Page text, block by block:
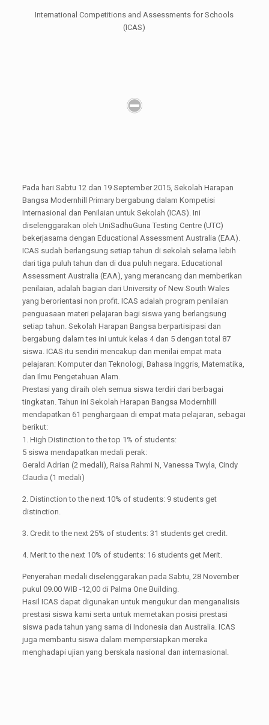
International Competitions and Assessments for Schools
(ICAS)
Pada hari Sabtu 12 dan 19 September 2015, Sekolah Harapan
Bangsa Modernhill Primary bergabung dalam Kompetisi
Internasional dan Penilaian untuk Sekolah (ICAS). Ini
diselenggarakan oleh UniSadhuGuna Testing Centre (UTC)
bekerjasama dengan Educational Assessment Australia (EAA).
ICAS sudah berlangsung setiap tahun di sekolah selama lebih
dari tiga puluh tahun dan di dua puluh negara. Educational
Assessment Australia (EAA), yang merancang dan memberikan
penilaian, adalah bagian dari University of New South Wales
yang berorientasi non profit. ICAS adalah program penilaian
penguasaan materi pelajaran bagi siswa yang berlangsung
setiap tahun. Sekolah Harapan Bangsa berpartisipasi dan
bergabung dalam tes ini untuk kelas 4 dan 5 dengan total 87
siswa. ICAS itu sendiri mencakup dan menilai empat mata
pelajaran: Komputer dan Teknologi, Bahasa Inggris, Matematika,
dan Ilmu Pengetahuan Alam.
Prestasi yang diraih oleh semua siswa terdiri dari berbagai
tingkatan. Tahun ini Sekolah Harapan Bangsa Modernhill
mendapatkan 61 penghargaan di empat mata pelajaran, sebagai
berikut:
1. High Distinction to the top 1% of students:
5 siswa mendapatkan medali perak:
Gerald Adrian (2 medali), Raisa Rahmi N, Vanessa Twyla, Cindy
Claudia (1 medali)
2. Distinction to the next 10% of students: 9 students get
distinction.
3. Credit to the next 25% of students: 31 students get credit.
4. Merit to the next 10% of students: 16 students get Merit.
Penyerahan medali diselenggarakan pada Sabtu, 28 November
pukul 09.00 WIB -12,00 di Palma One Building.
Hasil ICAS dapat digunakan untuk mengukur dan menganalisis
prestasi siswa kami serta untuk memetakan posisi prestasi
siswa pada tahun yang sama di Indonesia dan Australia. ICAS
juga membantu siswa dalam mempersiapkan mereka
menghadapi ujian yang berskala nasional dan internasional.